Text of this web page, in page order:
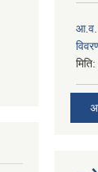
आ.व.
मिति: